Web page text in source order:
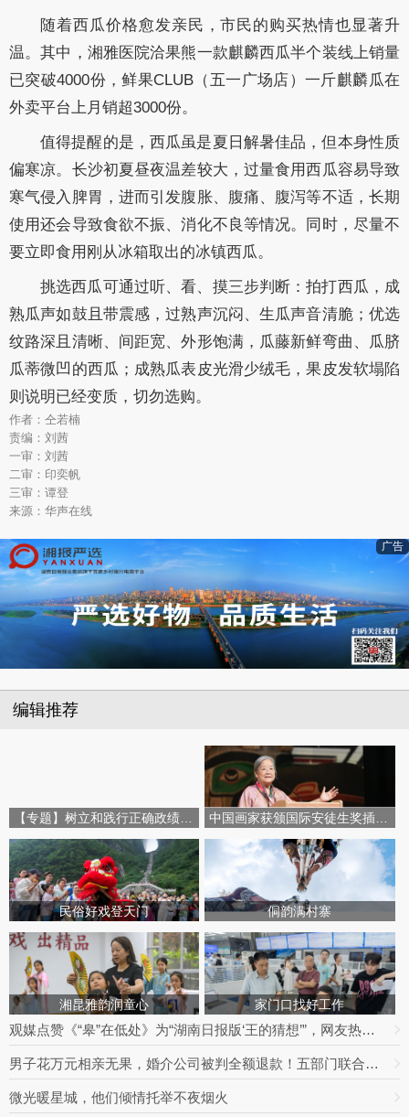
随着西瓜价格愈发亲民，市民的购买热情也显著升
温。其中，湘雅医院洽果熊一款麒麟西瓜半个装线上销量
已突破4000份，鲜果CLUB（五一广场店）一斤麒麟瓜在
外卖平台上月销超3000份。
值得提醒的是，西瓜虽是夏日解暑佳品，但本身性质
偏寒凉。长沙初夏昼夜温差较大，过量食用西瓜容易导致
寒气侵入脾胃，进而引发腹胀、腹痛、腹泻等不适，长期
使用还会导致食欲不振、消化不良等情况。同时，尽量不
要立即食用刚从冰箱取出的冰镇西瓜。
挑选西瓜可通过听、看、摸三步判断：拍打西瓜，成
熟瓜声如鼓且带震感，过熟声沉闷、生瓜声音清脆；优选
纹路深且清晰、间距宽、外形饱满，瓜藤新鲜弯曲、瓜脐
瓜蒂微凹的西瓜；成熟瓜表皮光滑少绒毛，果皮发软塌陷
则说明已经变质，切勿选购。
作者：仝若楠
责编：刘茜
一审：刘茜
二审：印奕帆
三审：谭登
来源：华声在线
广告
编辑推荐
民俗好戏登天门 侗韵满村寨
湘昆雅韵润童心 家门口找好工作
观媒点赞《“皋”在低处》为“湖南日报版‘王的猜想’”，网友热议：党报头版可以这么起标题
男子花万元相亲无果，婚介公司被判全额退款！五部门联合整治婚介七大乱象
微光暖星城，他们倾情托举不夜烟火